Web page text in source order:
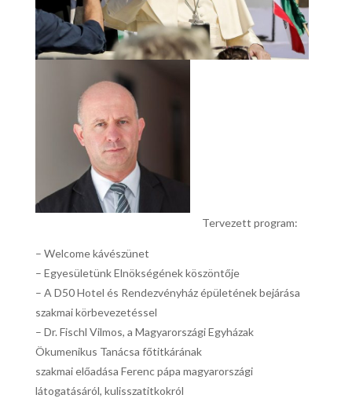
Tervezett program:
– Welcome kávészünet
– Egyesületünk Elnökségének köszöntője
– A D50 Hotel és Rendezvényház épületének bejárása
szakmai körbevezetéssel
– Dr. Fischl Vilmos, a Magyarországi Egyházak
Ökumenikus Tanácsa főtitkárának
szakmai előadása Ferenc pápa magyarországi
látogatásáról, kulisszatitkokról